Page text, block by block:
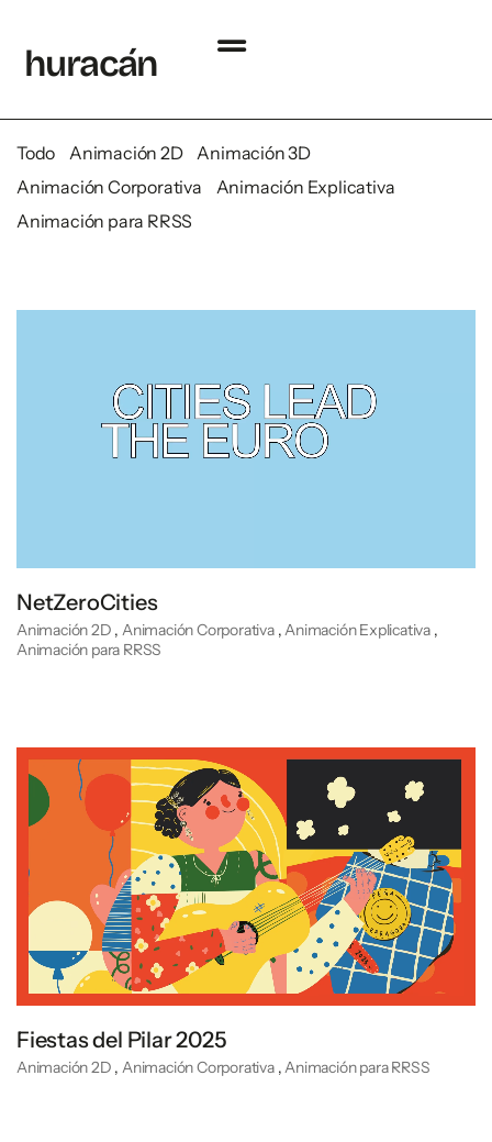
huracan
´
Todo Animación 2D
Animación 3D
Animación Corporativa
Animación Explicativa
Animación para RRSS
NetZeroCities
Animación 2D ,Animación Corporativa ,Animación Explicativa ,
Animación para RRSS
Fiestas del Pilar 2025
Animación 2D ,Animación Corporativa ,Animación para RRSS